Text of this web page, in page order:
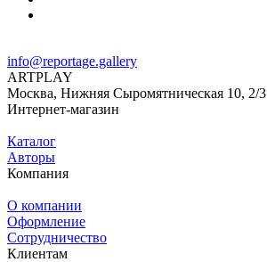
info@reportage.gallery
ARTPLAY
Москва, Нижняя Сыромятническая 10, 2/3
Интернет-магазин
Каталог
Авторы
Компания
О компании
Оформление
Сотрудничество
Клиентам